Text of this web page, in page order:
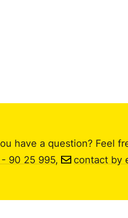
have a question? Feel
90 25 995, contact by